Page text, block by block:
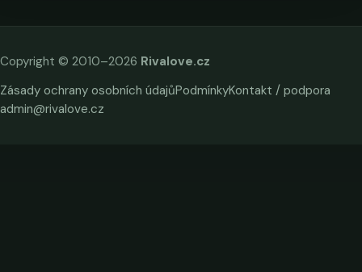
Copyright © 2010–2026 Rivalove.cz
Zásady ochrany osobních údajůPodmínkyKontakt / podpora
admin@rivalove.cz